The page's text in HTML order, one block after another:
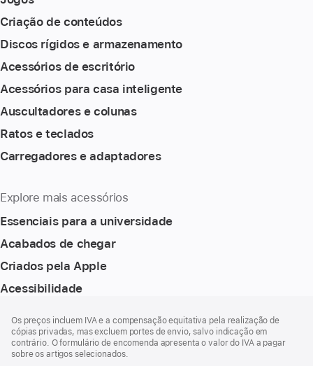
Criação de conteúdos
Discos rígidos e armazenamento
Acessórios de escritório
Acessórios para casa inteligente
Auscultadores e colunas
Ratos e teclados
Carregadores e adaptadores
Explore mais acessórios
Essenciais para a universidade
Acabados de chegar
Criados pela Apple
Acessibilidade
de
rodapé
Os preços incluem IVA e a compensação equitativa pela realização de
cópias privadas, mas excluem portes de envio, salvo indicação em
contrário. O formulário de encomenda apresenta o valor do IVA a pagar
sobre os artigos selecionados.